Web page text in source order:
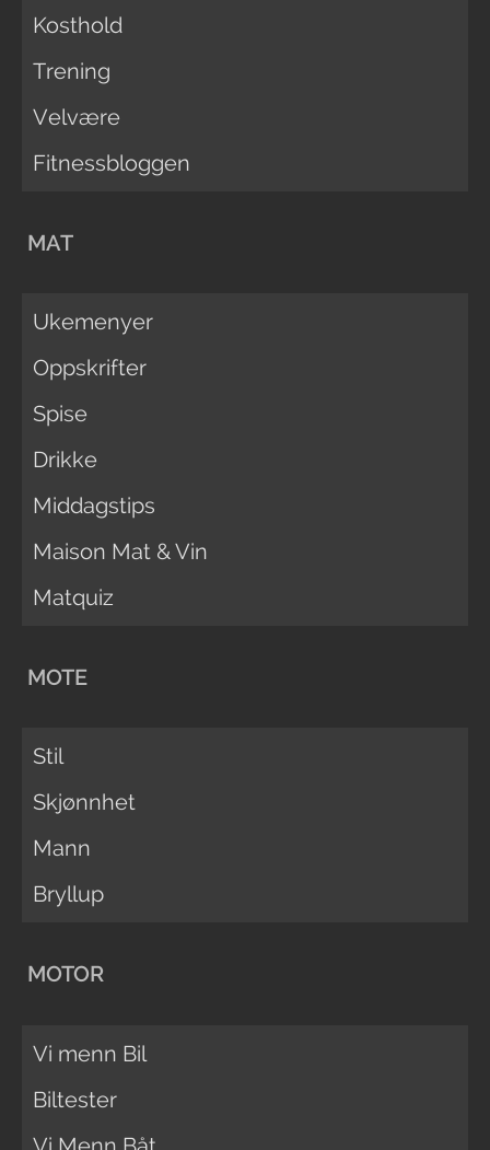
Kosthold
Trening
Velvære
Fitnessbloggen
MAT
Ukemenyer
Oppskrifter
Spise
Drikke
Middagstips
Maison Mat & Vin
Matquiz
MOTE
Stil
Skjønnhet
Mann
Bryllup
MOTOR
Vi menn Bil
Biltester